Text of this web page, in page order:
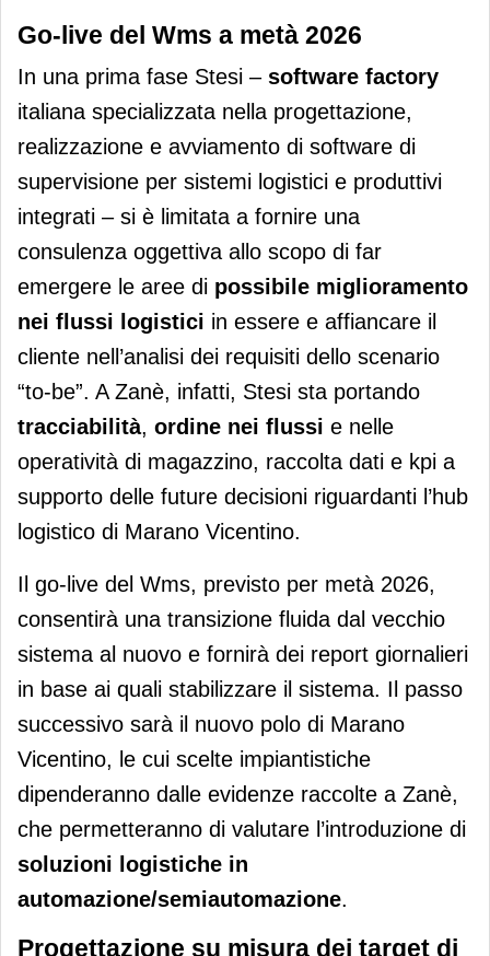
Go-live del Wms a metà 2026
In una prima fase Stesi – software factory
italiana specializzata nella progettazione,
realizzazione e avviamento di software di
supervisione per sistemi logistici e produttivi
integrati – si è limitata a fornire una
consulenza oggettiva allo scopo di far
emergere le aree di possibile miglioramento
nei flussi logistici in essere e affiancare il
cliente nell’analisi dei requisiti dello scenario
“to-be”. A Zanè, infatti, Stesi sta portando
tracciabilità, ordine nei flussi e nelle
operatività di magazzino, raccolta dati e kpi a
supporto delle future decisioni riguardanti l’hub
logistico di Marano Vicentino.
Il go-live del Wms, previsto per metà 2026,
consentirà una transizione fluida dal vecchio
sistema al nuovo e fornirà dei report giornalieri
in base ai quali stabilizzare il sistema. Il passo
successivo sarà il nuovo polo di Marano
Vicentino, le cui scelte impiantistiche
dipenderanno dalle evidenze raccolte a Zanè,
che permetteranno di valutare l’introduzione di
soluzioni logistiche in
automazione/semiautomazione.
Progettazione su misura dei target di